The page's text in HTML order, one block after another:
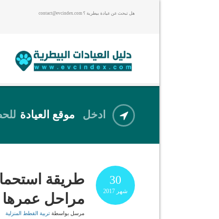
هل تبحث عن عيادة بيطرية ؟ contact@evcindex.com
ادخل موقع العيادة
30
شهر 2017
طريقة
مراحل عمرها
مرسل بواسطة تربية القطط المنزلية